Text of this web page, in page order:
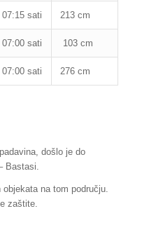
07:15 sati 213 cm
07:00 sati 103 cm
07:00 sati 276 cm
došlo je do
Bastasi.
na tom području.
zaštite.